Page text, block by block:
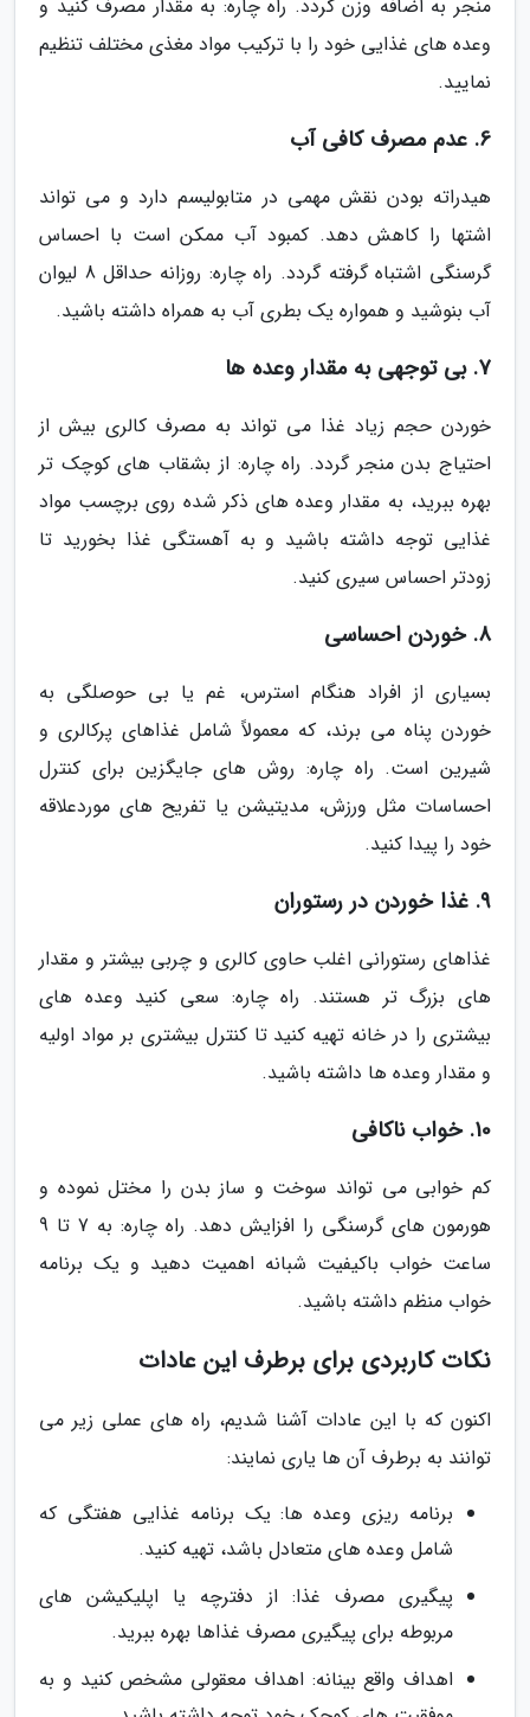
منجر به اضافه وزن گردد. راه چاره: به مقدار مصرف کنید و
وعده های غذایی خود را با ترکیب مواد مغذی مختلف تنظیم
نمایید.
6. عدم مصرف کافی آب
هیدراته بودن نقش مهمی در متابولیسم دارد و می تواند
اشتها را کاهش دهد. کمبود آب ممکن است با احساس
گرسنگی اشتباه گرفته گردد. راه چاره: روزانه حداقل 8 لیوان
آب بنوشید و همواره یک بطری آب به همراه داشته باشید.
7. بی توجهی به مقدار وعده ها
خوردن حجم زیاد غذا می تواند به مصرف کالری بیش از
احتیاج بدن منجر گردد. راه چاره: از بشقاب های کوچک تر
بهره ببرید، به مقدار وعده های ذکر شده روی برچسب مواد
غذایی توجه داشته باشید و به آهستگی غذا بخورید تا
زودتر احساس سیری کنید.
8. خوردن احساسی
بسیاری از افراد هنگام استرس، غم یا بی حوصلگی به
خوردن پناه می برند، که معمولاً شامل غذاهای پرکالری و
شیرین است. راه چاره: روش های جایگزین برای کنترل
احساسات مثل ورزش، مدیتیشن یا تفریح های موردعلاقه
خود را پیدا کنید.
9. غذا خوردن در رستوران
غذاهای رستورانی اغلب حاوی کالری و چربی بیشتر و مقدار
های بزرگ تر هستند. راه چاره: سعی کنید وعده های
بیشتری را در خانه تهیه کنید تا کنترل بیشتری بر مواد اولیه
و مقدار وعده ها داشته باشید.
10. خواب ناکافی
کم خوابی می تواند سوخت و ساز بدن را مختل نموده و
هورمون های گرسنگی را افزایش دهد. راه چاره: به 7 تا 9
ساعت خواب باکیفیت شبانه اهمیت دهید و یک برنامه
خواب منظم داشته باشید.
نکات کاربردی برای برطرف این عادات
اکنون که با این عادات آشنا شدیم، راه های عملی زیر می
توانند به برطرف آن ها یاری نمایند:
برنامه ریزی وعده ها: یک برنامه غذایی هفتگی که
شامل وعده های متعادل باشد، تهیه کنید.
پیگیری مصرف غذا: از دفترچه یا اپلیکیشن های
مربوطه برای پیگیری مصرف غذاها بهره ببرید.
اهداف واقع بینانه: اهداف معقولی مشخص کنید و به